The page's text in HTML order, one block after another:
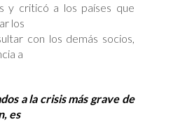
y criticó a los países que
los
con los demás socios,
a
a la crisis más grave de
es